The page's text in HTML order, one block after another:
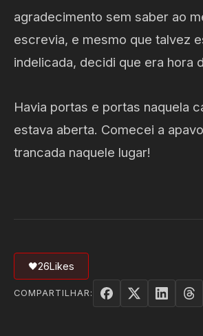
agradecimento sem saber ao
escrevia, e mesmo que talvez
indelicada, decidi que era hora
Havia portas e portas naquela
estava aberta. Comecei a
trancada naquele lugar!
🖤26Likes
COMPARTILHAR: